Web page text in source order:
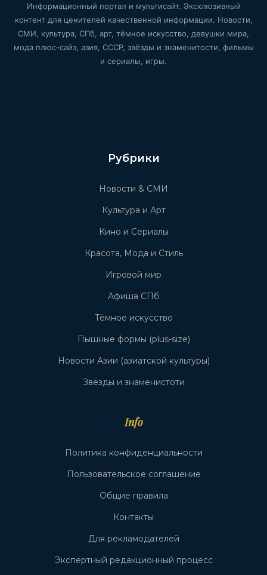
Информационный портал и мультисайт. Эксклюзивный
контент для ценителей качественной информации. Новости,
СМИ, культура, СПб, арт, тёмное искусство, девушки мира,
мода плюс-сайз, азия, СССР, звёзды и знаменитости, фильмы
и сериалы, игры.
Рубрики
Новости & СМИ
Культура и Арт
Кино и Сериалы
Красота, Мода и Стиль
Игровой мир
Афиша СПб
Тёмное искусство
Пышные формы (plus-size)
Новости Азии (азиатской культуры)
Звёзды и знаменистоти
Info
Политика конфиденциальности
Пользовательское соглашение
Общие правила
Контакты
Для рекламодателей
Экспертный редакционный процесс